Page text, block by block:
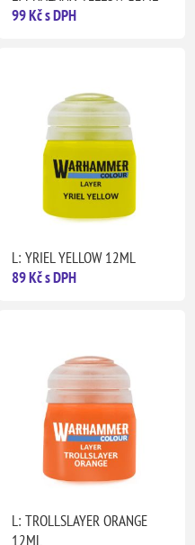
99 Kč s DPH
L: YRIEL YELLOW 12ML
89 Kč s DPH
L: TROLLSLAYER ORANGE
12ML